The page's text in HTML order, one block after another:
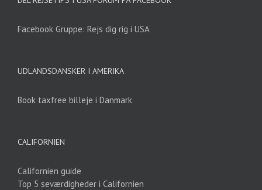
Facebook Gruppe: Rejs dig rig i USA
UDLANDSDANSKER I AMERIKA
Book taxfree billeje i Danmark
CALIFORNIEN
Californien guide
Top 5 seværdigheder i Californien